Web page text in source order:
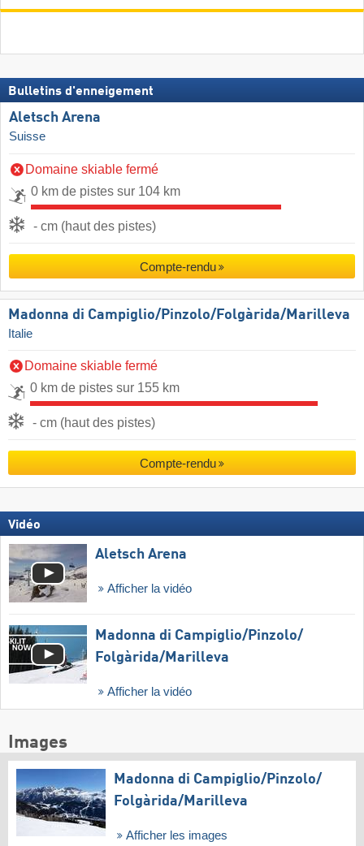
Bulletins d'enneigement
Aletsch Arena
Suisse
Domaine skiable fermé
0 km de pistes sur 104 km
- cm (haut des pistes)
Compte-rendu
Madonna di Campiglio/​Pinzolo/​Folgàrida/​Marilleva
Italie
Domaine skiable fermé
0 km de pistes sur 155 km
- cm (haut des pistes)
Compte-rendu
Vidéo
Aletsch Arena
Afficher la vidéo
Madonna di Campiglio/​Pinzolo/​
Folgàrida/​Marilleva
Afficher la vidéo
Images
Madonna di Campiglio/​Pinzolo/​
Folgàrida/​Marilleva
Afficher les images